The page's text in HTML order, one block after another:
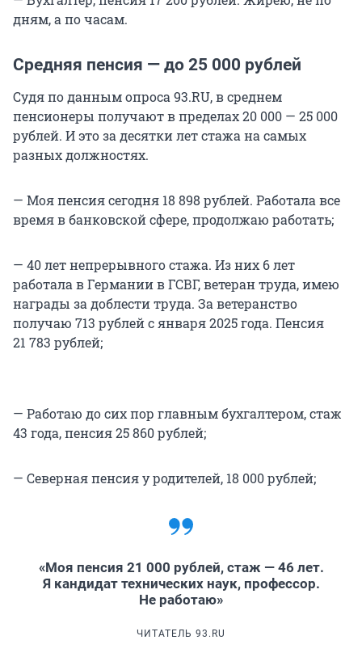
дням, а по часам.
Средняя пенсия — до 25 000 рублей
Судя по данным опроса 93.RU, в среднем
пенсионеры получают в пределах 20 000 — 25 000
рублей. И это за десятки лет стажа на самых
разных должностях.
— Моя пенсия сегодня 18 898 рублей. Работала все
время в банковской сфере, продолжаю работать;
— 40 лет непрерывного стажа. Из них 6 лет
работала в Германии в ГСВГ, ветеран труда, имею
награды за доблести труда. За ветеранство
получаю 713 рублей с января 2025 года. Пенсия
21 783 рублей;
— Работаю до сих пор главным бухгалтером, стаж
43 года, пенсия 25 860 рублей;
— Северная пенсия у родителей, 18 000 рублей;
«Моя пенсия 21 000 рублей, стаж — 46 лет.
Я кандидат технических наук, профессор.
Не работаю»
ЧИТАТЕЛЬ 93.RU